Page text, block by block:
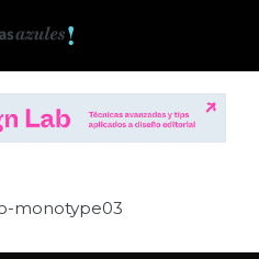
monotype03